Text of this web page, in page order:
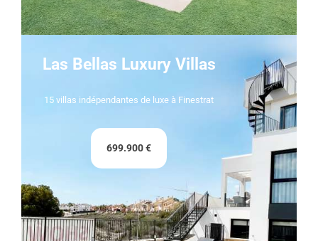
Las Bellas Luxury Villas
15 villas indépendantes de luxe à Finestrat
699.900 €